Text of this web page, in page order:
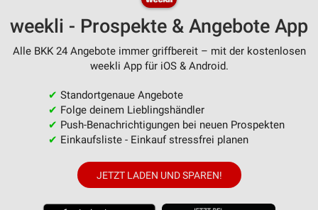
weekli - Prospekte & Angebote App
Alle BKK 24 Angebote immer griffbereit – mit der kostenlosen
weekli App für iOS & Android.
✔ Standortgenaue Angebote
✔ Folge deinem Lieblingshändler
✔ Push-Benachrichtigungen bei neuen Prospekten
✔ Einkaufsliste - Einkauf stressfrei planen
JETZT LADEN UND SPAREN!